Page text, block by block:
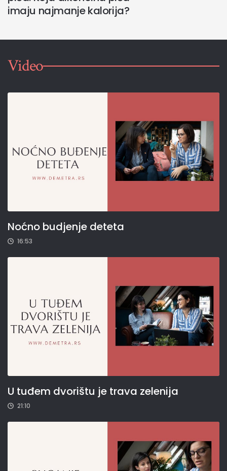
imaju najmanje kalorija?
Video
16:53
Noćno budjenje deteta
21:10
U tuđem dvorištu je trava zelenija